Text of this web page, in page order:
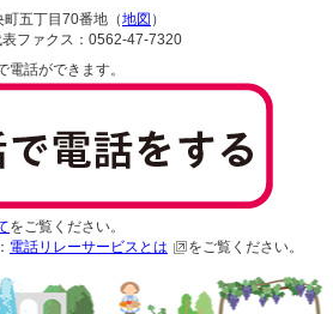
五丁目70番地（地図 ）
ファクス：0562-47-7320
話ができます。
をご覧ください。
電話リレーサービスとは をご覧ください。